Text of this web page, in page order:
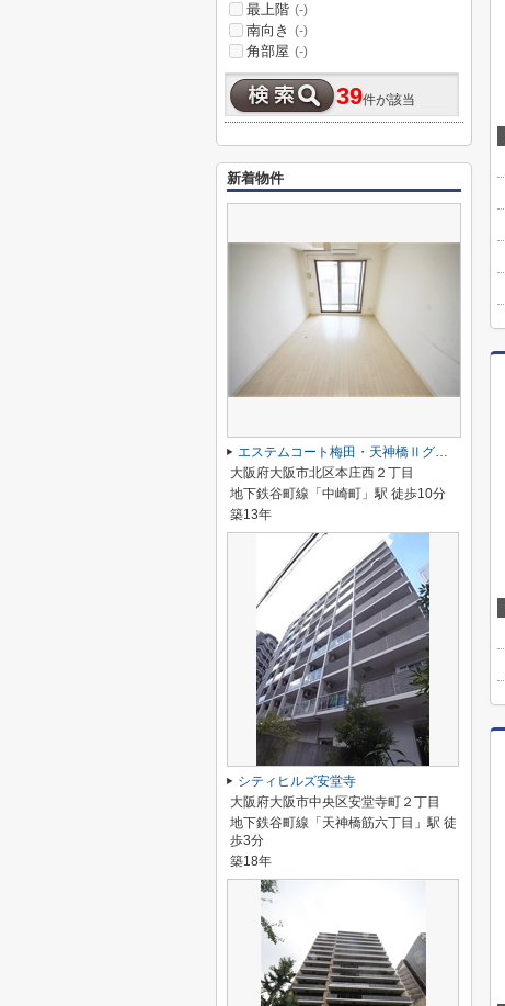
最上階 (-)
南向き (-)
角部屋 (-)
39件が該当
新着物件
エステムコート梅田・天神橋Ⅱグラシオ
大阪府大阪市北区本庄西２丁目
地下鉄谷町線「中崎町」駅 徒歩10分
築13年
シティヒルズ安堂寺
大阪府大阪市中央区安堂寺町２丁目
地下鉄谷町線「天神橋筋六丁目」駅 徒
歩3分
築18年